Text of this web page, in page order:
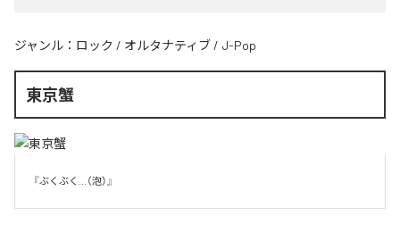
ジャンル： ロック / オルタナティブ / J-Pop
東京蟹
『ぶくぶく...（泡）』